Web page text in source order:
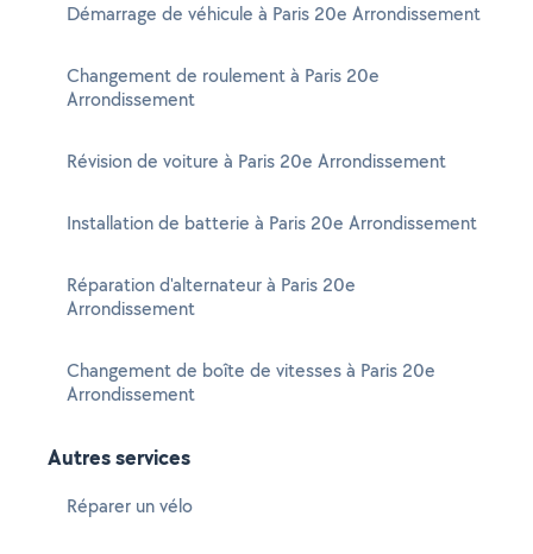
Démarrage de véhicule à Paris 20e Arrondissement
Changement de roulement à Paris 20e
Arrondissement
Révision de voiture à Paris 20e Arrondissement
Installation de batterie à Paris 20e Arrondissement
Réparation d'alternateur à Paris 20e
Arrondissement
Changement de boîte de vitesses à Paris 20e
Arrondissement
Autres services
Réparer un vélo